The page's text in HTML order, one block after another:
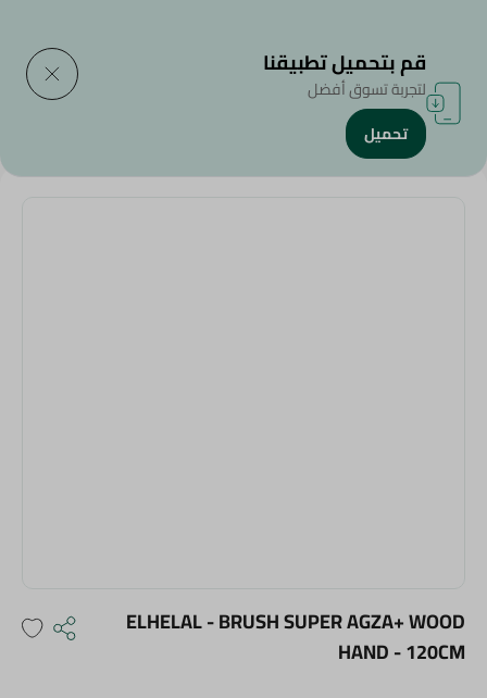
الرئيسية/
ELHELAL - BRUSH SUPER AGZA+ WOOD HAND - 120CM
ELHELAL - BRUSH SUPER AGZA+ WOOD
HAND - 120CM
قم بتحميل تطبيقنا
لتجربة تسوق أفضل
تحميل